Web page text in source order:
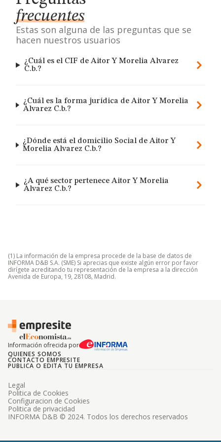
frecuentes
Estas son alguna de las preguntas que se
hacen nuestros usuarios
¿Cuál es el CIF de Aitor Y Morelia Alvarez
C.b.?
¿Cuál es la forma jurídica de Aitor Y Morelia
Alvarez C.b.?
¿Dónde está el domicilio Social de Aitor Y
Morelia Alvarez C.b.?
¿A qué sector pertenece Aitor Y Morelia
Alvarez C.b.?
(1) La información de la empresa procede de la base de datos de
INFORMA D&B S.A. (SME) Si aprecias que existe algún error por favor
dirígete acreditando tu representación de la empresa a la dirección
Avenida de Europa, 19, 28108, Madrid.
Información ofrecida por
QUIENES SOMOS
CONTACTO EMPRESITE
PUBLICA O EDITA TU EMPRESA
INFORMA D&B © 2024. Todos los derechos reservados
Legal
Politica de Cookies
Configuracion de Cookies
Politica de privacidad